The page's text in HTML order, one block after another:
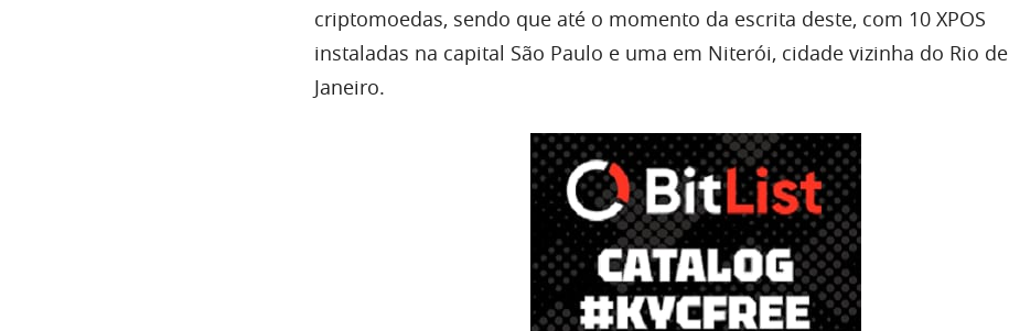
criptomoedas, sendo que até o momento da escrita deste, com 10 XPOS
instaladas na capital São Paulo e uma em Niterói, cidade vizinha do Rio de
Janeiro.